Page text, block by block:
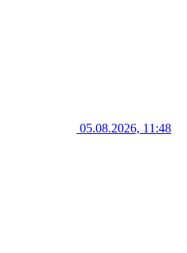
05.08.2026, 11:48